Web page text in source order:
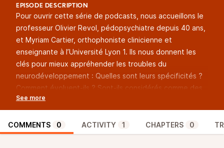
EPISODE DESCRIPTION
Pour ouvrir cette série de podcasts, nous accueillons le
professeur Olivier Revol, pédopsychiatre depuis 40 ans,
et Myriam Cartier, orthophoniste clinicienne et
enseignante à l’Université Lyon 1. Ils nous donnent les
clés pour mieux appréhender les troubles du
neurodéveloppement : Quelles sont leurs spécificités ?
Comment évoluent-ils ? Sont-ils considérés comme des
maladies ou des handicaps ? Ce premier épisode mettra
également un coup de projecteur sur la dyslexie : son
actualité, ses enjeux et ses statistiques en Europe.
COMMENTS 0 ACTIVITY 1 CHAPTERS 0